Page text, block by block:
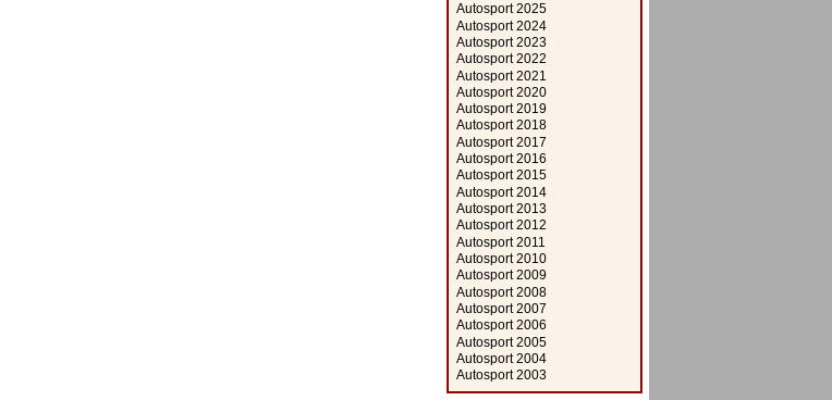
Autosport 2025
Autosport 2024
Autosport 2023
Autosport 2022
Autosport 2021
Autosport 2020
Autosport 2019
Autosport 2018
Autosport 2017
Autosport 2016
Autosport 2015
Autosport 2014
Autosport 2013
Autosport 2012
Autosport 2011
Autosport 2010
Autosport 2009
Autosport 2008
Autosport 2007
Autosport 2006
Autosport 2005
Autosport 2004
Autosport 2003